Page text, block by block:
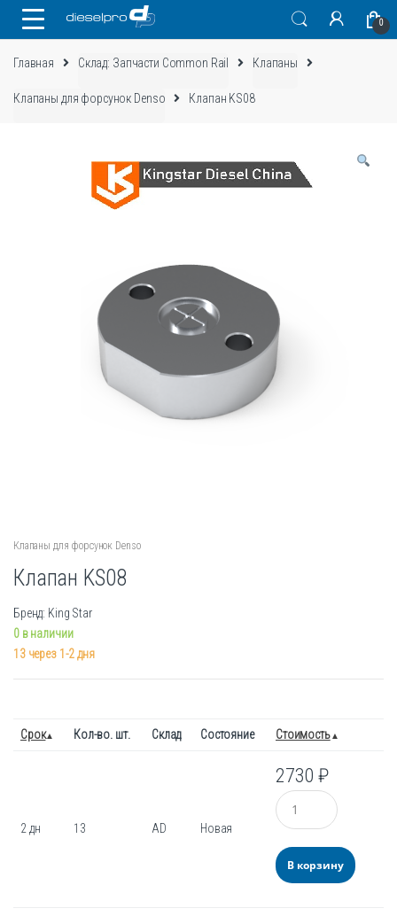
0
Главная Склад: Запчасти Common Rail Клапаны
Клапаны для форсунок Denso Клапан KS08
Клапаны для форсунок Denso
Клапан KS08
Бренд: King Star
0 в наличии
13 через 1-2 дня
Срок Кол-во. шт. Склад Состояние Стоимость
2 дн 13 AD Новая
2730₽
Количество
В корзину